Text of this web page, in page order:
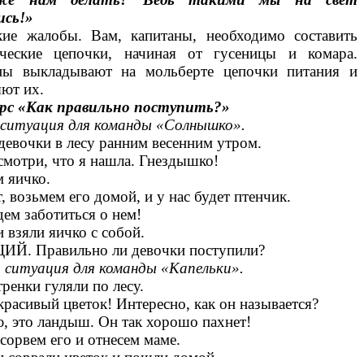
жалобы. Вам, капитаны, необходимо составить
цепочки, начиная от гусеницы и комара.
выкладывают на мольберте цепочки питания и
их.
«Как правильно поступить?»
для команды «Солнышко».
в лесу ранним весенним утром.
что я нашла. Гнездышко!
яичко.
его домой, и у нас будет птенчик.
заботиться о нем!
взяли яичко с собой.
Правильно ли девочки поступили?
для команды «Капельки».
гуляли по лесу.
цветок! Интересно, как он называется?
это ландыш. Он так хорошо пахнет!
его и отнесем маме.